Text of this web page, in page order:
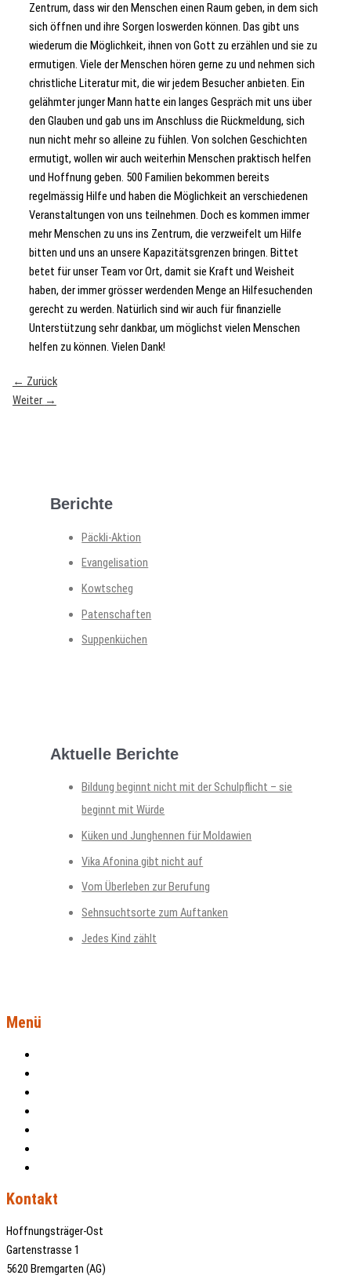
Zentrum, dass wir den Menschen einen Raum geben, in dem sich
sich öffnen und ihre Sorgen loswerden können. Das gibt uns
wiederum die Möglichkeit, ihnen von Gott zu erzählen und sie zu
ermutigen. Viele der Menschen hören gerne zu und nehmen sich
christliche Literatur mit, die wir jedem Besucher anbieten. Ein
gelähmter junger Mann hatte ein langes Gespräch mit uns über
den Glauben und gab uns im Anschluss die Rückmeldung, sich
nun nicht mehr so alleine zu fühlen. Von solchen Geschichten
ermutigt, wollen wir auch weiterhin Menschen praktisch helfen
und Hoffnung geben. 500 Familien bekommen bereits
regelmässig Hilfe und haben die Möglichkeit an verschiedenen
Veranstaltungen von uns teilnehmen. Doch es kommen immer
mehr Menschen zu uns ins Zentrum, die verzweifelt um Hilfe
bitten und uns an unsere Kapazitätsgrenzen bringen. Bittet
betet für unser Team vor Ort, damit sie Kraft und Weisheit
haben, der immer grösser werdenden Menge an Hilfesuchenden
gerecht zu werden. Natürlich sind wir auch für finanzielle
Unterstützung sehr dankbar, um möglichst vielen Menschen
helfen zu können. Vielen Dank!
← Zurück
Weiter →
Berichte
Päckli-Aktion
Evangelisation
Kowtscheg
Patenschaften
Suppenküchen
Aktuelle Berichte
Bildung beginnt nicht mit der Schulpflicht – sie
beginnt mit Würde
Küken und Junghennen für Moldawien
Vika Afonina gibt nicht auf
Vom Überleben zur Berufung
Sehnsuchtsorte zum Auftanken
Jedes Kind zählt
Menü
Kontakt
Hoffnungsträger-Ost
Gartenstrasse 1
5620 Bremgarten (AG)